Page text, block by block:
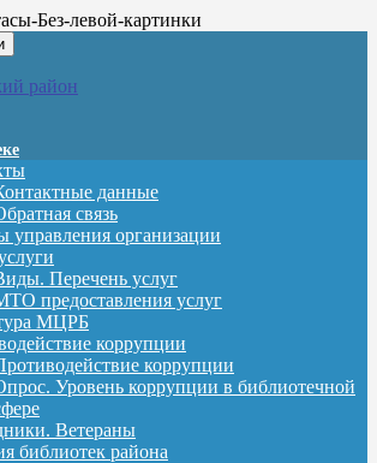
район
данные
связь
управления организации
Перечень услуг
предоставления услуг
МЦРБ
коррупции
коррупции
Уровень коррупции в библиотечной
Ветераны
библиотек района